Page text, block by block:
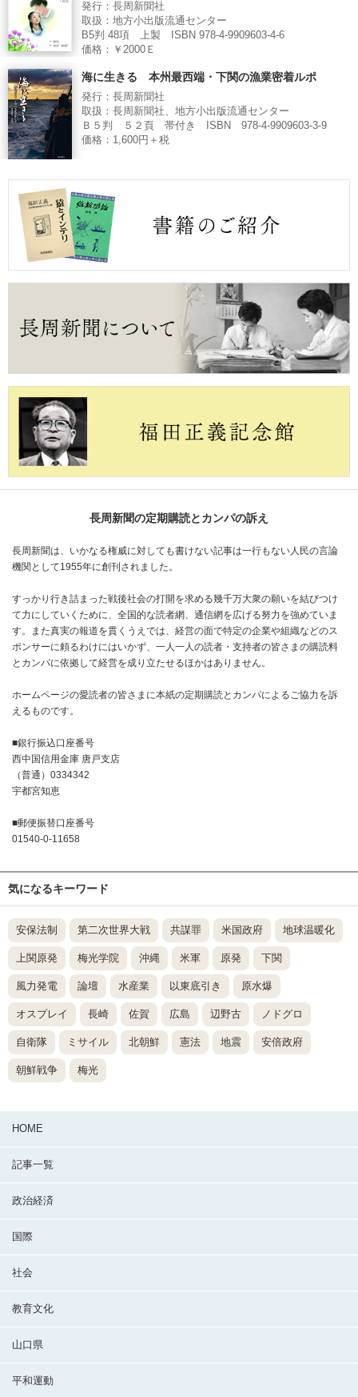
発行：長周新聞社
取扱：地方小出版流通センター
B5判 48項 上製 ISBN 978-4-9909603-4-6
価格：￥2000Ｅ
海に生きる 本州最西端・下関の漁業密着ルポ
発行：長周新聞社
取扱：長周新聞社、地方小出版流通センター
Ｂ５判 ５２頁 帯付き ISBN 978-4-9909603-3-9
価格：1,600円＋税
長周新聞の定期購読とカンパの訴え
長周新聞は、いかなる権威に対しても書けない記事は一行もない人民の言論
機関として1955年に創刊されました。
すっかり行き詰まった戦後社会の打開を求める幾千万大衆の願いを結びつけ
て力にしていくために、全国的な読者網、通信網を広げる努力を強めていま
す。また真実の報道を貫くうえでは、経営の面で特定の企業や組織などのス
ポンサーに頼るわけにはいかず、一人一人の読者・支持者の皆さまの購読料
とカンパに依拠して経営を成り立たせるほかはありません。
ホームページの愛読者の皆さまに本紙の定期購読とカンパによるご協力を訴
えるものです。
■銀行振込口座番号
西中国信用金庫 唐戸支店
（普通）0334342
宇都宮知恵
■郵便振替口座番号
01540-0-11658
気になるキーワード
安保法制 第二次世界大戦 共謀罪 米国政府 地球温暖化
上関原発 梅光学院 沖縄 米軍 原発 下関
風力発電 論壇 水産業 以東底引き 原水爆
オスプレイ 長崎 佐賀 広島 辺野古 ノドグロ
自衛隊 ミサイル 北朝鮮 憲法 地震 安倍政府
朝鮮戦争 梅光
HOME
記事一覧
政治経済
国際
社会
教育文化
山口県
平和運動